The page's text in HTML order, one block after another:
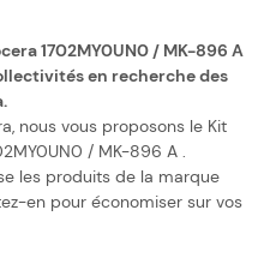
1702MY0UN0 / MK-896 A
en recherche des
nous vous proposons le Kit
/ MK-896 A .
les produits de la marque
en pour économiser sur vos